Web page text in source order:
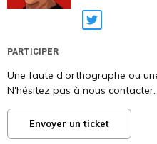
Twitter
PARTICIPER
Une faute d'orthographe ou
N'hésitez pas à nous contacter.
Envoyer un ticket